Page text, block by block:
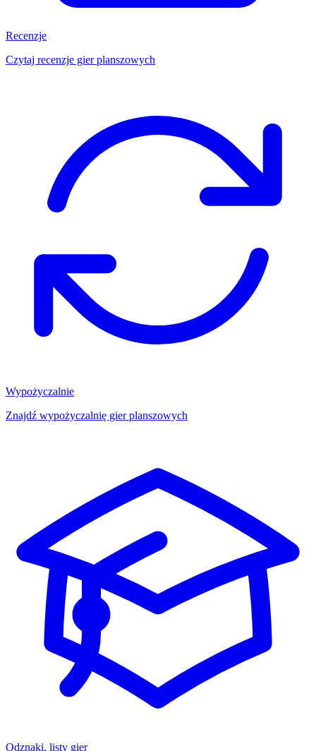
Recenzje
Czytaj recenzje gier planszowych
Wypożyczalnie
Znajdź wypożyczalnię gier planszowych
Odznaki, listy gier